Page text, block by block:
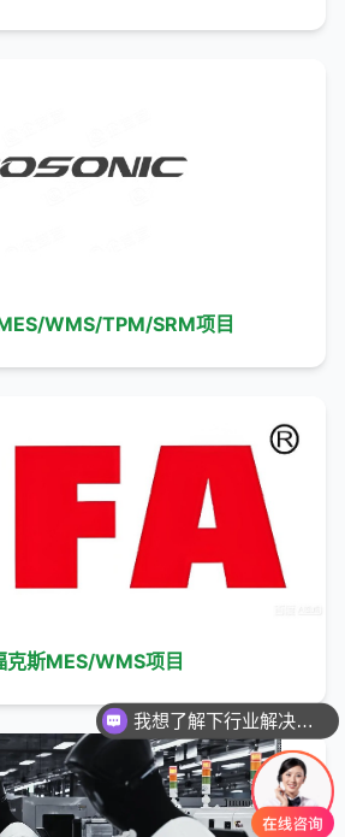
WMS/TPM/SRM项目
克斯MES/WMS项目
我想了解下行业解决方案